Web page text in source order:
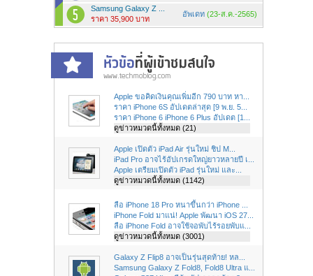
Samsung Galaxy Z ...
ราคา 35,900 บาท
อัพเดท (23-ส.ค.-2565)
Apple ขอคิดเงินคุณเพิ่มอีก 790 บาท หา...
ราคา iPhone 6S อัปเดตล่าสุด [9 พ.ย. 5...
ราคา iPhone 6 iPhone 6 Plus อัปเดต [1...
ดูข่าวหมวดนี้ทั้งหมด (21)
Apple เปิดตัว iPad Air รุ่นใหม่ ชิป M...
iPad Pro อาจไร้อัปเกรดใหญ่ยาวหลายปี เ...
Apple เตรียมเปิดตัว iPad รุ่นใหม่ และ...
ดูข่าวหมวดนี้ทั้งหมด (1142)
ลือ iPhone 18 Pro หนาขึ้นกว่า iPhone ...
iPhone Fold มาแน่! Apple พัฒนา iOS 27...
ลือ iPhone Fold อาจใช้จอพับไร้รอยพับแ...
ดูข่าวหมวดนี้ทั้งหมด (3001)
Galaxy Z Flip8 อาจเป็นรุ่นสุดท้าย! หล...
Samsung Galaxy Z Fold8, Fold8 Ultra แ...